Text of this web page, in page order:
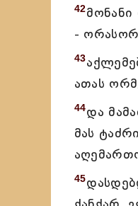
42
-
43
ათას
44და
მას
45